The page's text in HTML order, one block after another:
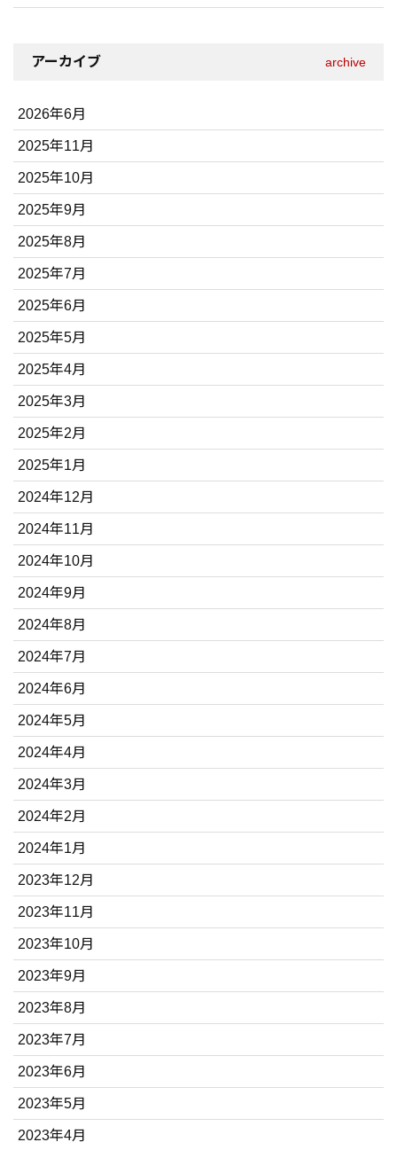
アーカイブ archive
2026年6月
2025年11月
2025年10月
2025年9月
2025年8月
2025年7月
2025年6月
2025年5月
2025年4月
2025年3月
2025年2月
2025年1月
2024年12月
2024年11月
2024年10月
2024年9月
2024年8月
2024年7月
2024年6月
2024年5月
2024年4月
2024年3月
2024年2月
2024年1月
2023年12月
2023年11月
2023年10月
2023年9月
2023年8月
2023年7月
2023年6月
2023年5月
2023年4月